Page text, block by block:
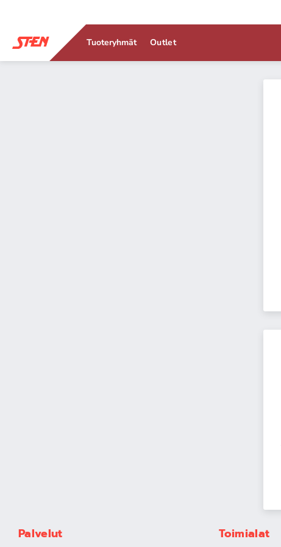
Tuoteryhmät Outlet
Palvelut Toimialat